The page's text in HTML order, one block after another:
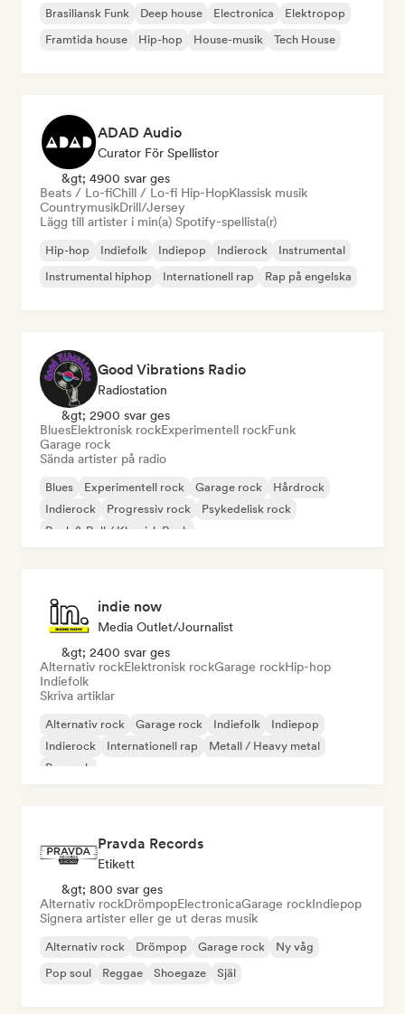
Brasiliansk Funk Deep house Electronica
Elektropop
Framtida house
Hip-hop House-musik Tech House
ADAD Audio
Curator För Spellistor
&gt; 4900 svar ges
Beats / Lo-fiChill / Lo-fi Hip-HopKlassisk musik
CountrymusikDrill/Jersey
Lägg till artister i min(a) Spotify-spellista(r)
Hip-hop Indiefolk Indiepop Indierock
Instrumental
Instrumental hiphop
Internationell rap Rap på engelska
Good Vibrations Radio
Radiostation
&gt; 2900 svar ges
BluesElektronisk rockExperimentell rockFunk
Garage rock
Sända artister på radio
Blues Experimentell rock Garage rock
Hårdrock
Indierock
Progressiv rock
Psykedelisk rock
Rock & Roll / Klassisk Rock
indie now
Media Outlet/Journalist
&gt; 2400 svar ges
Alternativ rockElektronisk rockGarage rockHip-hop
Indiefolk
Skriva artiklar
Alternativ rock Garage rock Indiefolk
Indiepop
Indierock
Internationell rap
Metall / Heavy metal
Poprock
Pravda Records
Etikett
&gt; 800 svar ges
Alternativ rockDrömpopElectronicaGarage rockIndiepop
Signera artister eller ge ut deras musik
Alternativ rock Drömpop Garage rock
Ny våg
Pop soul
Reggae Shoegaze Själ